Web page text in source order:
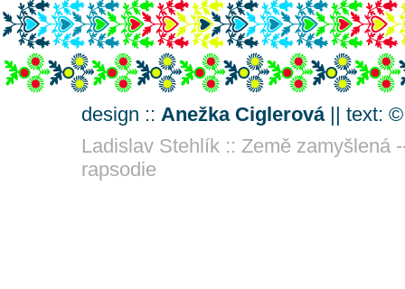
design :: Anežka Ciglerová|| text: ©
Ladislav Stehlík :: Země zamyšlená
rapsodie